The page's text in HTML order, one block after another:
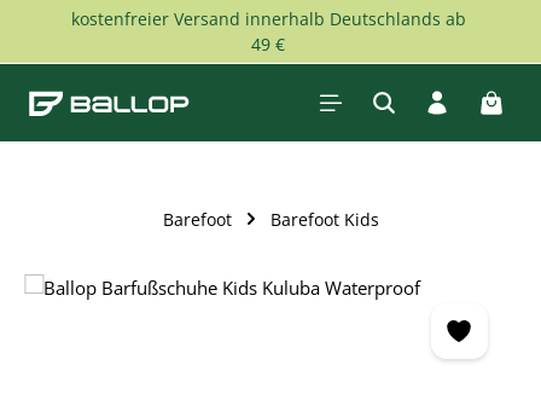
Zum Hauptinhalt springen
kostenfreier Versand innerhalb Deutschlands ab
49 €
Barefoot Barefoot Kids
Bildergalerie überspringen